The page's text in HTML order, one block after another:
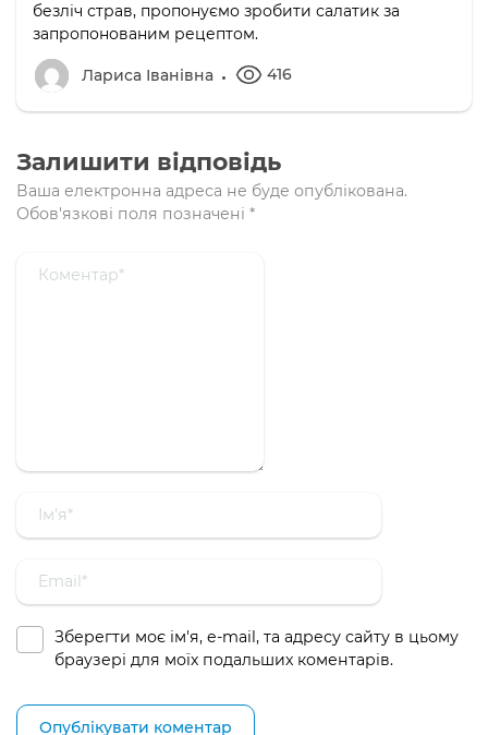
безліч страв, пропонуємо зробити салатик за
запропонованим рецептом.
Лариса Іванівна 416
Залишити відповідь
Ваша електронна адреса не буде опублікована.
Обов'язкові поля позначені *
Зберегти моє ім'я, e-mail, та адресу сайту в цьому
браузері для моїх подальших коментарів.